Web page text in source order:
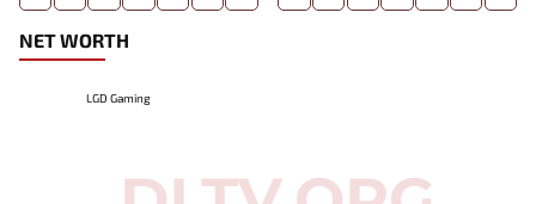
NET WORTH
LGD Gaming